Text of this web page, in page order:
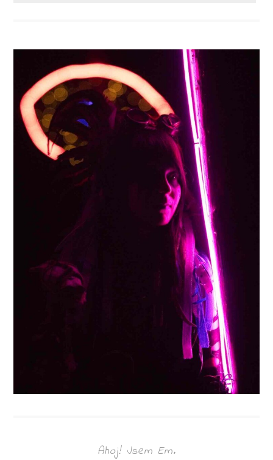
Ahoj! Jsem Em.